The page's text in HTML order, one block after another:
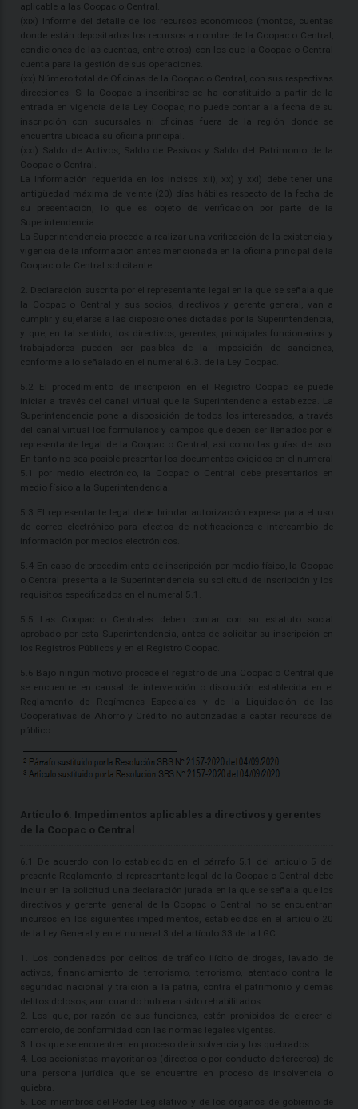
aplicable a las Coopac o Central.
(xix) Informe del detalle de los recursos económicos (montos, cuentas
donde están depositados los recursos a nombre de la Coopac o Central,
condiciones de las cuentas, entre otros) con los que la Coopac o Central
cuenta para la gestión de sus operaciones.
(xx) Número total de Oficinas de la Coopac o Central, con sus respectivas
direcciones. Si la Coopac a inscribirse se ha constituido a partir de la
entrada en vigencia de la Ley Coopac, no puede contar a la fecha de su
inscripción con sucursales ni oficinas fuera de la región donde se
encuentra ubicada su oficina principal.
(xxi) Saldo de Activos, Saldo de Pasivos y Saldo del Patrimonio de la
Coopac o Central.
La Información requerida en los incisos xii), xx) y xxi) debe tener una
antigüedad máxima de veinte (20) días hábiles respecto de la fecha de
su presentación, lo que es objeto de verificación por parte de la
Superintendencia.
La Superintendencia procede a realizar una verificación de la existencia y
vigencia de la información antes mencionada en la oficina principal de la
Coopac o la Central solicitante.
2. Declaración suscrita por el representante legal en la que se señala que
la Coopac o Central y sus socios, directivos y gerente general, van a
cumplir y sujetarse a las disposiciones dictadas por la Superintendencia,
y que, en tal sentido, los directivos, gerentes, principales funcionarios y
trabajadores pueden ser pasibles de la imposición de sanciones,
conforme a lo señalado en el numeral 6.3. de la Ley Coopac.
5.2 El procedimiento de inscripción en el Registro Coopac se puede
iniciar a través del canal virtual que la Superintendencia establezca. La
Superintendencia pone a disposición de todos los interesados, a través
del canal virtual los formularios y campos que deben ser llenados por el
representante legal de la Coopac o Central, así como las guías de uso.
En tanto no sea posible presentar los documentos exigidos en el numeral
5.1 por medio electrónico, la Coopac o Central debe presentarlos en
medio físico a la Superintendencia.
5.3 El representante legal debe brindar autorización expresa para el uso
de correo electrónico para efectos de notificaciones e intercambio de
información por medios electrónicos.
5.4 En caso de procedimiento de inscripción por medio físico, la Coopac
o Central presenta a la Superintendencia su solicitud de inscripción y los
requisitos especificados en el numeral 5.1.
5.5 Las Coopac o Centrales deben contar con su estatuto social
aprobado por esta Superintendencia, antes de solicitar su inscripción en
los Registros Públicos y en el Registro Coopac.
5.6 Bajo ningún motivo procede el registro de una Coopac o Central que
se encuentre en causal de intervención o disolución establecida en el
Reglamento de Regímenes Especiales y de la Liquidación de las
Cooperativas de Ahorro y Crédito no autorizadas a captar recursos del
público.
Artículo 6. Impedimentos aplicables a directivos y gerentes
de la Coopac o Central
6.1 De acuerdo con lo establecido en el párrafo 5.1 del artículo 5 del
presente Reglamento, el representante legal de la Coopac o Central debe
incluir en la solicitud una declaración jurada en la que se señala que los
directivos y gerente general de la Coopac o Central no se encuentran
incursos en los siguientes impedimentos, establecidos en el artículo 20
de la Ley General y en el numeral 3 del artículo 33 de la LGC:
1. Los condenados por delitos de tráfico ilícito de drogas, lavado de
activos, financiamiento de terrorismo, terrorismo, atentado contra la
seguridad nacional y traición a la patria, contra el patrimonio y demás
delitos dolosos, aun cuando hubieran sido rehabilitados.
2. Los que, por razón de sus funciones, estén prohibidos de ejercer el
comercio, de conformidad con las normas legales vigentes.
3. Los que se encuentren en proceso de insolvencia y los quebrados.
4. Los accionistas mayoritarios (directos o por conducto de terceros) de
una persona jurídica que se encuentre en proceso de insolvencia o
quiebra.
5. Los miembros del Poder Legislativo y de los órganos de gobierno de